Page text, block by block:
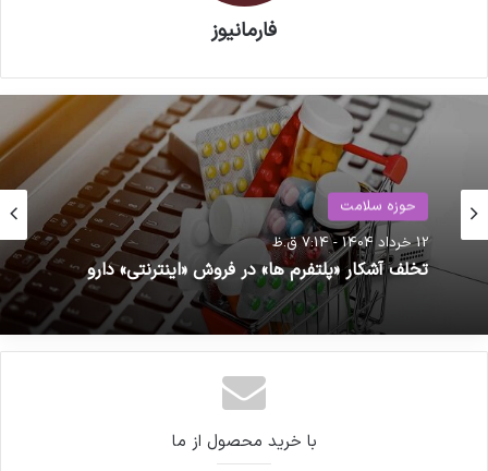
فارمانیوز
حوزه سلامت
12 خرداد 1404 - 7:14 ق.ظ
تخلف آشکار «پلتفرم ها» در فروش «اینترنتی» دارو
با خرید محصول از ما